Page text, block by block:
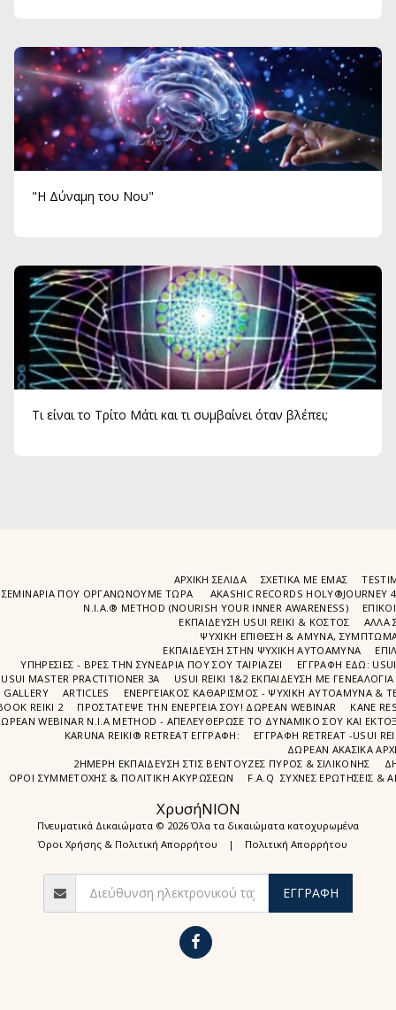
"Η Δύναμη του Νου"
Τι είναι το Τρίτο Μάτι και τι συμβαίνει όταν βλέπει;
ΧρυσήΝΙΟΝ
Πνευματικά Δικαιώματα © 2026 Όλα τα δικαιώματα κατοχυρωμένα
Όροι Χρήσης & Πολιτική Απορρήτου | Πολιτική Απορρήτου
ΑΡΧΙΚΉ ΣΕΛΊΔΑ ΣΧΕΤΙΚΆ ΜΕ ΕΜΆΣ
ΣΕΜΙΝΆΡΙΑ ΠΟΥ ΟΡΓΑΝΏΝΟΥΜΕ ΤΩΡΑ
AKASHIC RECORDS
N.I.A.® METHOD (NOURISH YOUR INNER AWARENESS)
ΕΚΠΑΙΔΕΥΣΗ USUI REIKI & ΚΟΣΤΟΣ
ΑΛΛΑ
ΨΥΧΙΚΉ ΕΠΊΘΕΣΗ & ΆΜΥΝΑ,
ΕΚΠΑΊΔΕΥΣΗ ΣΤΗΝ ΨΥΧΙΚΗ ΑΥΤΟΑΜΥΝΑ
ΥΠΗΡΕΣΙΕΣ - ΒΡΕΣ ΤΗΝ ΣΥΝΕΔΡΙΑ ΠΟΥ ΣΟΥ ΤΑΙΡΙΑΖΕΙ
ΕΓΓΡΑΦΉ EΔΩ:
USUI MASTER PRACTITIONER 3A
USUI REIKI 1&2 EΚΠΑΙΔΕΥΣΗ ΜΕ ΓΕΝΕΑΛΟΓΙΑ
GALLERY
ARTICLES
ΕΝΕΡΓΕΙΑΚΟΣ ΚΑΘΑΡΙΣΜΟΣ - ΨΥΧΙΚΗ ΑΥΤΟΑΜΥΝΑ &
REIKI 2
ΠΡΟΣΤΆΤΕΨΕ ΤΗΝ ΕΝΈΡΓΕΙΆ ΣΟΥ! ΔΩΡΕΑΝ WEBINAR
ΚΑΝΕ
WEBINAR Ν.Ι.Α METHOD - ΑΠΕΛΕΥΘΈΡΩΣΕ ΤΟ ΔΥΝΑΜΙΚΌ ΣΟΥ ΚΑΙ
KARUNA REIKI® RETREAT ΕΓΓΡΑΦΉ:
ΕΓΓΡΑΦΗ RETREAT -USUI
ΔΩΡΕΑΝ ΑΚΑΣΙΚΆ
2ΗΜΕΡΗ ΕΚΠΑΊΔΕΥΣΗ ΣΤΙΣ ΒΕΝΤΟΎΖΕΣ ΠΥΡΌΣ & ΣΙΛΙΚΌΝΗΣ
ΌΡΟΙ ΣΥΜΜΕΤΟΧΉΣ & ΠΟΛΙΤΙΚΉ ΑΚΥΡΏΣΕΩΝ
F.A.Q ΣΥΧΝΈΣ ΕΡΩΤΉΣΕΙΣ &
ΕΓΓΡΑΦΉ